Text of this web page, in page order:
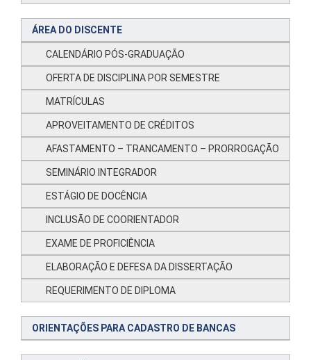
ÁREA DO DISCENTE
CALENDÁRIO PÓS-GRADUAÇÃO
OFERTA DE DISCIPLINA POR SEMESTRE
MATRÍCULAS
APROVEITAMENTO DE CRÉDITOS
AFASTAMENTO – TRANCAMENTO – PRORROGAÇÃO
SEMINÁRIO INTEGRADOR
ESTÁGIO DE DOCÊNCIA
INCLUSÃO DE COORIENTADOR
EXAME DE PROFICIÊNCIA
ELABORAÇÃO E DEFESA DA DISSERTAÇÃO
REQUERIMENTO DE DIPLOMA
ORIENTAÇÕES PARA CADASTRO DE BANCAS